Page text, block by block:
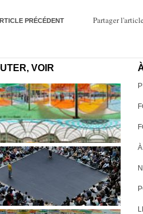
PRÉCÉDENT Partager
VOIR